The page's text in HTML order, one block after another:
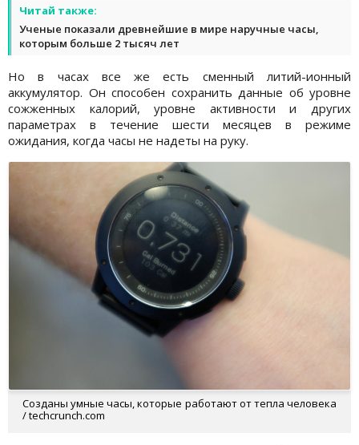
Читай также:
Ученые показали древнейшие в мире наручные часы,
которым больше 2 тысяч лет
Но в часах все же есть сменный литий-ионный
аккумулятор. Он способен сохранить данные об уровне
сожженных калорий, уровне активности и других
параметрах в течение шести месяцев в режиме
ожидания, когда часы не надеты на руку.
Созданы умные часы, которые работают от тепла человека
/ techcrunch.com